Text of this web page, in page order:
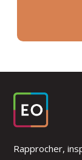
Rapprocher,